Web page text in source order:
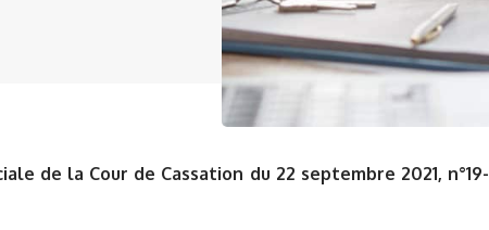
de la Cour de Cassation du 22 septembre 2021, n°19-